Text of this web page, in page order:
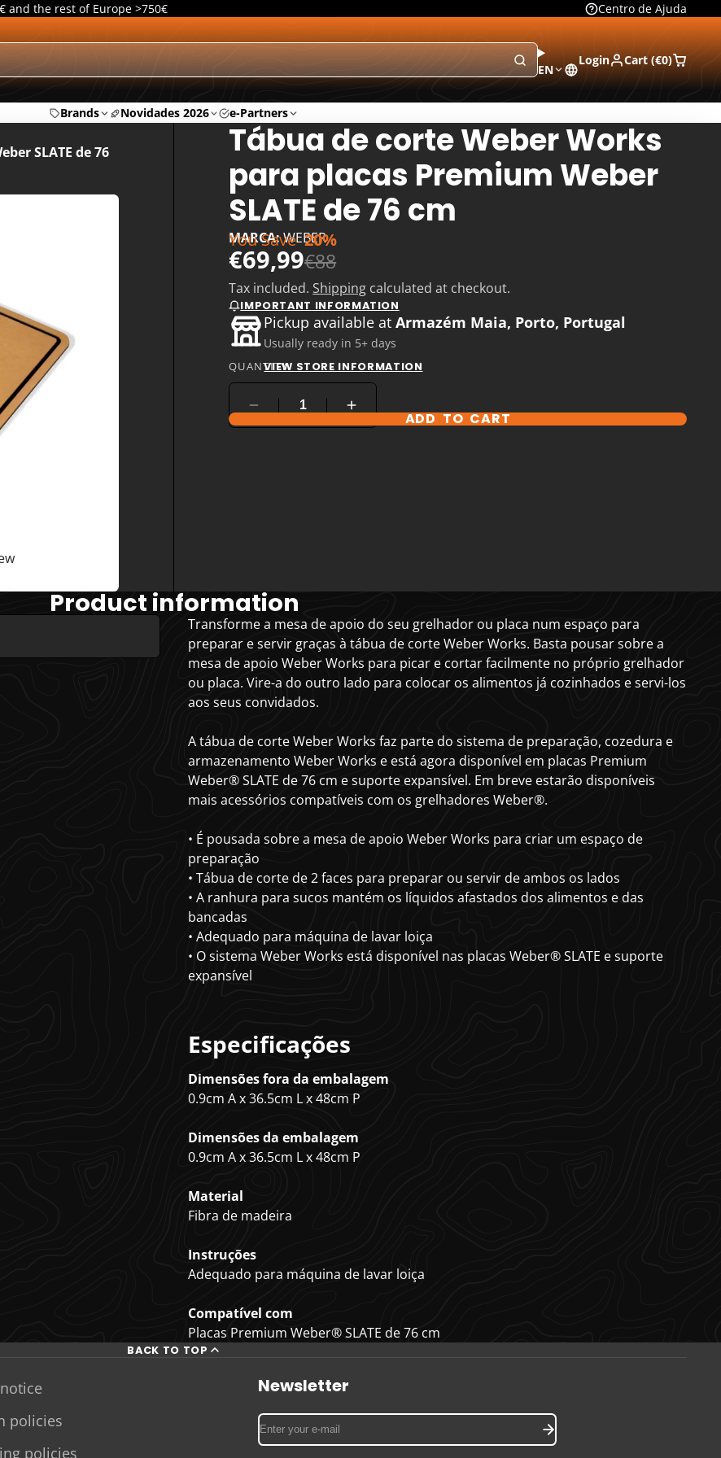
Centro de Ajuda
and the rest of Europe >750€
EN
Login Cart (€0)
Brands Novidades 2026 e-Partners
SLATE de 76
Tábua de corte Weber Works
para placas Premium Weber
SLATE de 76 cm
MARCA:WEBER
€69,99€88
You Save 20%
Tax included. Shipping calculated at checkout.
IMPORTANT INFORMATION
Pickup available atArmazém Maia, Porto, Portugal
Usually ready in 5+ days
VIEW STORE INFORMATION
QUANTITY
ADD TO CART
Product information
Transforme a mesa de apoio do seu grelhador ou placa num espaço para
preparar e servir graças à tábua de corte Weber Works. Basta pousar sobre a
mesa de apoio Weber Works para picar e cortar facilmente no próprio grelhador
ou placa. Vire-a do outro lado para colocar os alimentos já cozinhados e servi-los
aos seus convidados.
A tábua de corte Weber Works faz parte do sistema de preparação, cozedura e
armazenamento Weber Works e está agora disponível em placas Premium
Weber® SLATE de 76 cm e suporte expansível. Em breve estarão disponíveis
mais acessórios compatíveis com os grelhadores Weber®.
• É pousada sobre a mesa de apoio Weber Works para criar um espaço de
preparação
• Tábua de corte de 2 faces para preparar ou servir de ambos os lados
• A ranhura para sucos mantém os líquidos afastados dos alimentos e das
bancadas
• Adequado para máquina de lavar loiça
• O sistema Weber Works está disponível nas placas Weber® SLATE e suporte
expansível
Especificações
Dimensões fora da embalagem
0.9cm A x 36.5cm L x 48cm P
Dimensões da embalagem
0.9cm A x 36.5cm L x 48cm P
Material
Fibra de madeira
Instruções
Adequado para máquina de lavar loiça
Compatível com
Placas Premium Weber® SLATE de 76 cm
BACK TO TOP
policies
policies
Newsletter
Enter
your